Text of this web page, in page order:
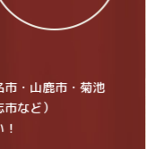
市・山鹿市・菊池
など）